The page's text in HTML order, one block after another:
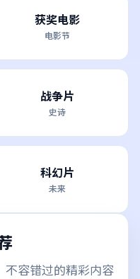
获奖电影
电影节
战争片
史诗
科幻片
未来
不容错过的精彩内容